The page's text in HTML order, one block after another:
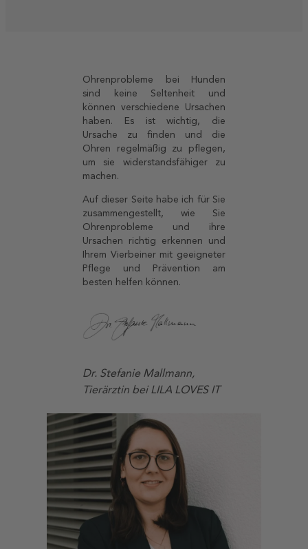
Ohrenprobleme bei Hunden
sind keine Seltenheit und
können verschiedene Ursachen
haben. Es ist wichtig, die
Ursache zu finden und die
Ohren regelmäßig zu pflegen,
um sie widerstandsfähiger zu
machen.
Auf dieser Seite habe ich für Sie
zusammengestellt, wie Sie
Ohrenprobleme und ihre
Ursachen richtig erkennen und
Ihrem Vierbeiner mit geeigneter
Pflege und Prävention am
besten helfen können.
Dr. Stefanie Mallmann,
Tierärztin bei LILA LOVES IT